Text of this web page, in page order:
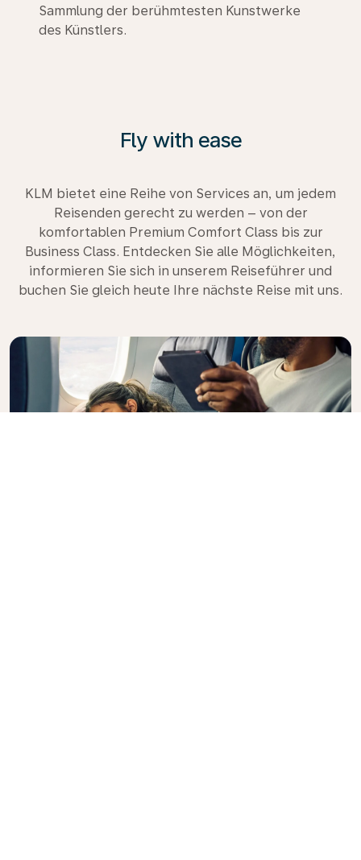
Sammlung der berühmtesten Kunstwerke
des Künstlers.
Fly with ease
KLM bietet eine Reihe von Services an, um jedem
Reisenden gerecht zu werden – von der
komfortablen Premium Comfort Class bis zur
Business Class. Entdecken Sie alle Möglichkeiten,
informieren Sie sich in unserem Reiseführer und
buchen Sie gleich heute Ihre nächste Reise mit uns.